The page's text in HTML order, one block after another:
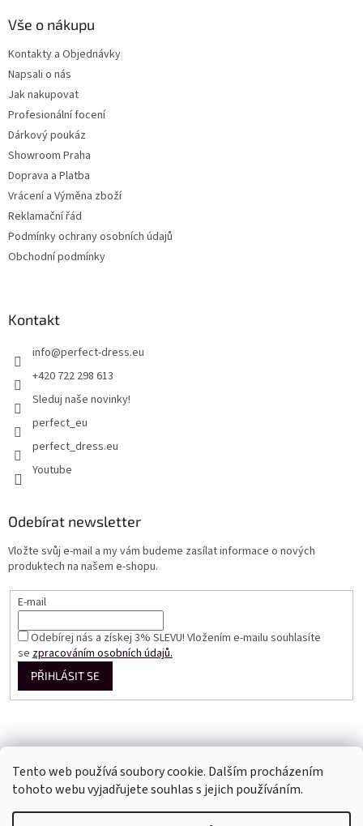
Tento web používá soubory cookie. Dalším procházením
tohoto webu vyjadřujete souhlas s jejich používáním.
Vše o nákupu
Kontakty a Objednávky
Napsali o nás
Jak nakupovat
Profesionální focení
Dárkový poukáz
Showroom Praha
Doprava a Platba
Vrácení a Výměna zboží
Reklamační řád
Podmínky ochrany osobních údajů
Obchodní podmínky
Kontakt
info@perfect-dress.eu
+420 722 298 613
Sleduj naše novinky!
perfect_eu
perfect_dress.eu
Youtube
Odebírat newsletter
Vložte svůj e-mail a my vám budeme zasílat informace o nových
produktech na našem e-shopu.
E-mail
Odebírej nás a získej 3% SLEVU! Vložením e-mailu souhlasíte
sezpracováním osobních údajů.
PŘIHLÁSIT SE